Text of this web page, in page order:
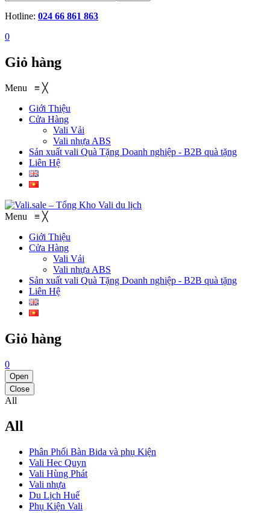
Hotline: 024 66 861 863
0
Giỏ hàng
Menu ≡ ╳
Giới Thiệu
Cửa Hàng
Vali Vải
Vali nhựa ABS
Sản xuất vali Quà Tặng Doanh nghiệp - B2B quà tặng
Liên Hệ
Menu ≡ ╳
Giới Thiệu
Cửa Hàng
Vali Vải
Vali nhựa ABS
Sản xuất vali Quà Tặng Doanh nghiệp - B2B quà tặng
Liên Hệ
Giỏ hàng
0
Open
Close
All
All
Phân Phối Bàn Bida và phụ Kiện
Vali Hec Quyn
Vali Hùng Phát
Vali nhựa
Du Lịch Huế
Phụ Kiện Vali